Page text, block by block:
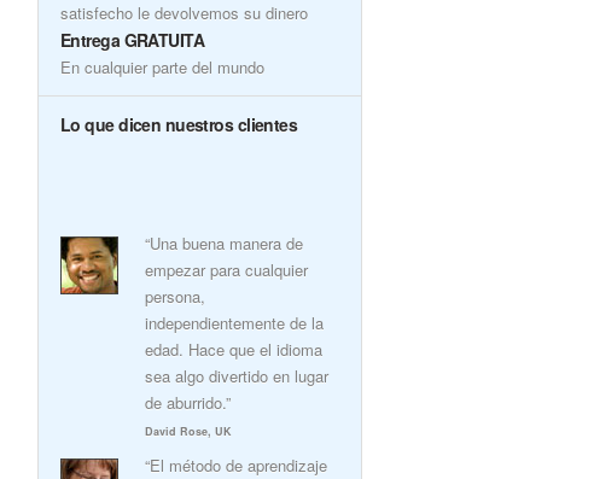
satisfecho le devolvemos su dinero
Entrega GRATUITA
En cualquier parte del mundo
Lo que dicen nuestros clientes
“Una buena manera de
empezar para cualquier
persona,
independientemente de la
edad. Hace que el idioma
sea algo divertido en lugar
de aburrido.”
David Rose, UK
“El método de aprendizaje